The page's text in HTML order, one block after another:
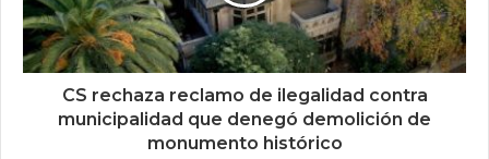
CS rechaza reclamo de ilegalidad contra
municipalidad que denegó demolición de
monumento histórico